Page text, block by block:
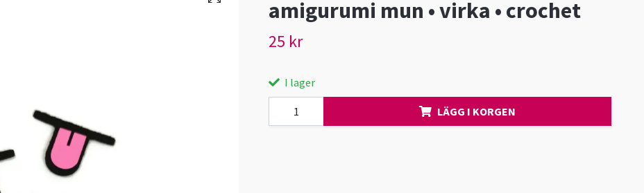
amigurumi mun • virka • crochet
25 kr
I lager
LÄGG I KORGEN